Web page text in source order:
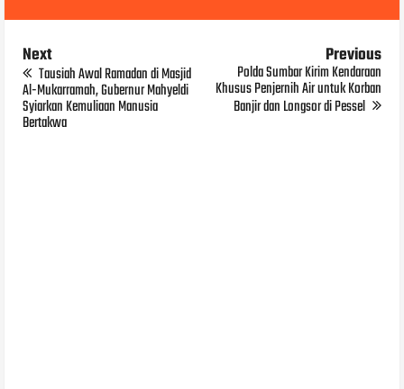
Next
Tausiah Awal Ramadan di Masjid
Al-Mukarramah, Gubernur Mahyeldi
Syiarkan Kemuliaan Manusia
Bertakwa
Previous
Polda Sumbar Kirim Kendaraan
Khusus Penjernih Air untuk Korban
Banjir dan Longsor di Pessel